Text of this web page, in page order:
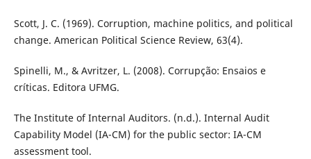
Scott, J. C. (1969). Corruption, machine politics, and political
change. American Political Science Review, 63(4).
Spinelli, M., & Avritzer, L. (2008). Corrupção: Ensaios e
críticas. Editora UFMG.
The Institute of Internal Auditors. (n.d.). Internal Audit
Capability Model (IA-CM) for the public sector: IA-CM
assessment tool.